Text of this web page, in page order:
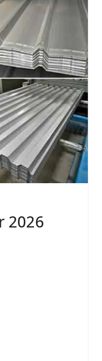
2026